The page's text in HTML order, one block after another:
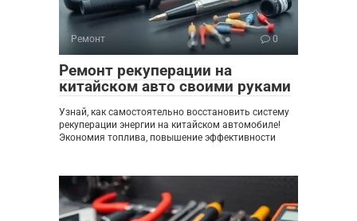
Ремонт 0
Ремонт рекуперации на
китайском авто своими руками
Узнай, как самостоятельно восстановить систему
рекуперации энергии на китайском автомобиле!
Экономия топлива, повышение эффективности